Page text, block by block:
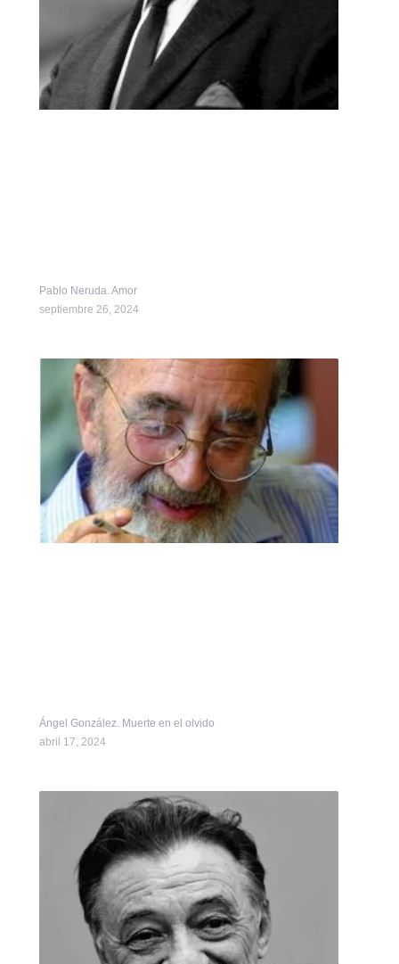
Pablo Neruda. Amor
septiembre 26, 2024
Ángel González. Muerte en el olvido
abril 17, 2024